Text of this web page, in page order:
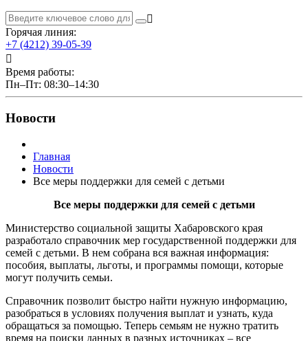
Горячая линия:
+7 (4212) 39-05-39
Время работы:
Пн–Пт: 08:30–14:30
Новости
Главная
Новости
Все меры поддержки для семей с детьми
Все меры поддержки для семей с детьми
Министерство социальной защиты Хабаровского края
разработало справочник мер государственной поддержки для
семей с детьми. В нем собрана вся важная информация:
пособия, выплаты, льготы, и программы помощи, которые
могут получить семьи.
Справочник позволит быстро найти нужную информацию,
разобраться в условиях получения выплат и узнать, куда
обращаться за помощью. Теперь семьям не нужно тратить
время на поиски данных в разных источниках – все